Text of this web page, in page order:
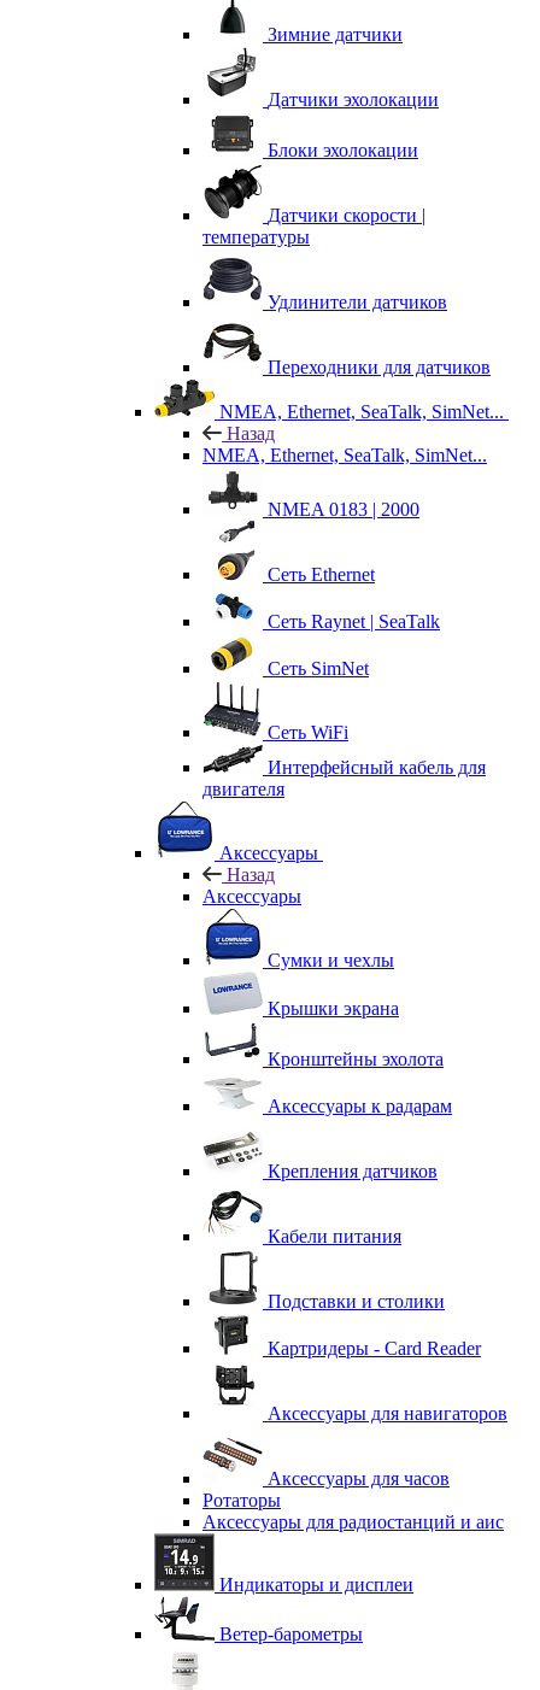
Зимние датчики
Датчики эхолокации
Блоки эхолокации
Датчики скорости |
температуры
Удлинители датчиков
Переходники для датчиков
NMEA, Ethernet, SeaTalk, SimNet...
Назад
NMEA, Ethernet, SeaTalk, SimNet...
NMEA 0183 | 2000
Сеть Ethernet
Сеть Raynet | SeaTalk
Сеть SimNet
Сеть WiFi
Интерфейсный кабель для
двигателя
Аксессуары
Назад
Аксессуары
Сумки и чехлы
Крышки экрана
Кронштейны эхолота
Аксессуары к радарам
Крепления датчиков
Кабели питания
Подставки и столики
Картридеры - Card Reader
Аксессуары для навигаторов
Аксессуары для часов
Ротаторы
Аксессуары для радиостанций и аис
Индикаторы и дисплеи
Ветер-барометры